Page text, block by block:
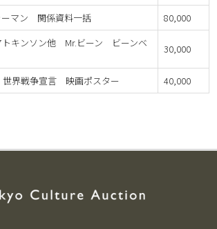
ーマン 関係資料一括 80,000
トキンソン他 Mr.ビーン ビーンベ
30,000
世界戦争宣言 映画ポスター 40,000